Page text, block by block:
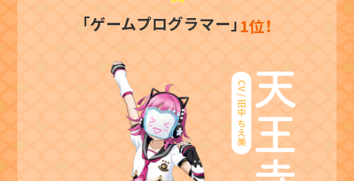
「ゲームプログラマー」 1位！